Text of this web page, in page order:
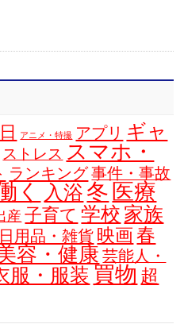
アニメ・特撮 アプリ ギャ
ストレス スマホ・
ランキング事件・事故
く 入浴 冬 医療
産 子育て 学校 家族
日用品・雑貨 映画 春
容・健康 芸能人・
服・服装 買物 超